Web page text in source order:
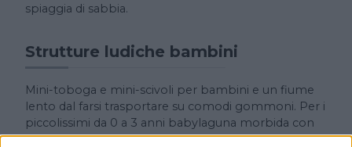
spiaggia di sabbia.
Strutture ludiche bambini
Mini-toboga e mini-scivoli per bambini e un fiume
lento dal farsi trasportare su comodi gommoni. Per i
piccolissimi da 0 a 3 anni babylaguna morbida con
acqua alta pochi centimetri.